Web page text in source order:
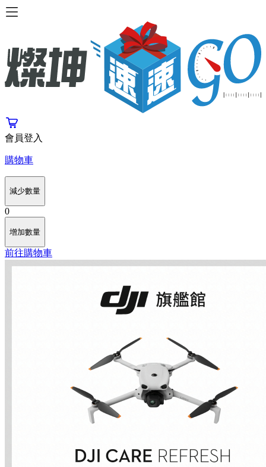
會員登入
購物車
減少數量
0
增加數量
前往購物車